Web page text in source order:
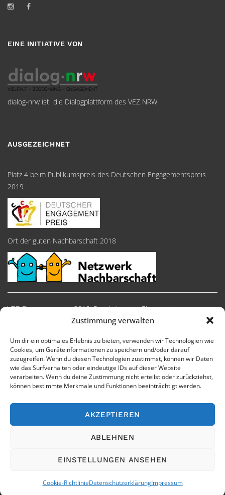
Zustimmung verwalten
Um dir ein optimales Erlebnis zu bieten, verwenden wir Technologien wie
Cookies, um Geräteinformationen zu speichern und/oder darauf
zuzugreifen. Wenn du diesen Technologien zustimmst, können wir Daten
wie das Surfverhalten oder eindeutige IDs auf dieser Website
verarbeiten. Wenn du deine Zustimmung nicht erteilst oder zurückziehst,
können bestimmte Merkmale und Funktionen beeinträchtigt werden.
AKZEPTIEREN
ABLEHNEN
EINSTELLUNGEN ANSEHEN
Cookie-RichtlinieDatenschutzerklärungImpressum
EINE INITIATIVE VON
dialog-nrw ist die Dialogplattform des VEZ NRW
AUSGEZEICHNET
Platz 4 beim Publikumspreis des Deutschen Engagementspreis
2019
Ort der guten Nachbarschaft 2018
VEZ-Ehrenamtspreis 2018, Preiskategorie: Ehrenpreise
2017 © - VEZ.NRW e.V. - Wartung & Pflege durchekopixel.de